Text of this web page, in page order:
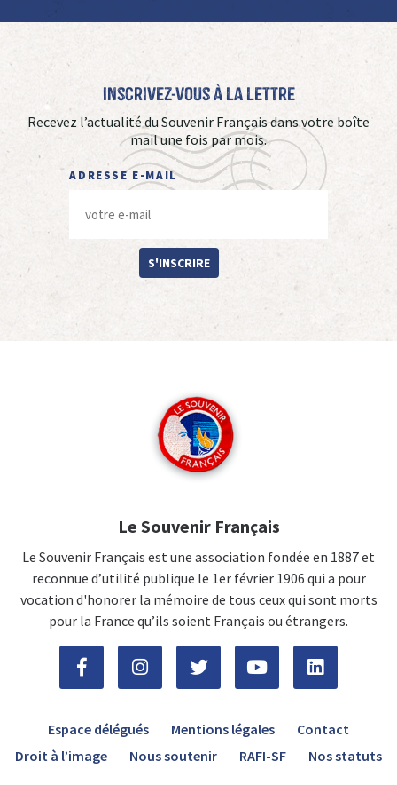
Inscrivez-vous à La Lettre
Recevez l’actualité du Souvenir Français dans votre boîte
mail une fois par mois.
ADRESSE E-MAIL
S'INSCRIRE
Le Souvenir Français
Le Souvenir Français est une association fondée en 1887 et
reconnue d’utilité publique le 1er février 1906 qui a pour
vocation d'honorer la mémoire de tous ceux qui sont morts
pour la France qu’ils soient Français ou étrangers.
Espace délégués Mentions légales
Contact
Droit à l’image
Nous soutenir RAFI-SF Nos statuts